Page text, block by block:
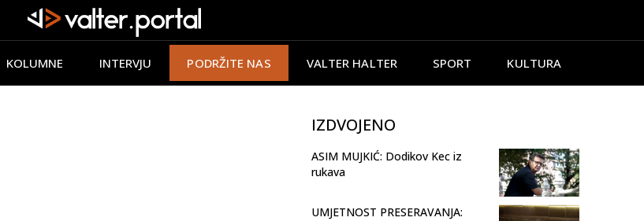
KOLUMNE INTERVJU PODRŽITE NAS VALTER HALTER SPORT KULTURA
IZDVOJENO
ASIM MUJKIĆ: Dodikov Kec iz
rukava
UMJETNOST PRESERAVANJA: